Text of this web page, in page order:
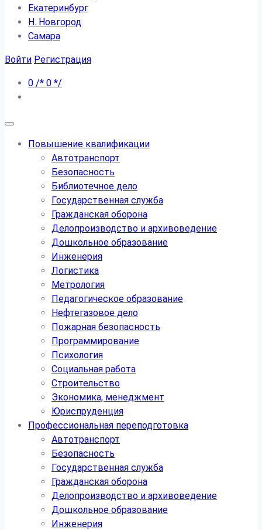
Екатеринбург
Н. Новгород
Самара
Войти Регистрация
0 /* 0 */
Повышение квалификации
Автотранспорт
Безопасность
Библиотечное дело
Государственная служба
Гражданская оборона
Делопроизводство и архивоведение
Дошкольное образование
Инженерия
Логистика
Метрология
Педагогическое образование
Нефтегазовое дело
Пожарная безопасность
Программирование
Психология
Социальная работа
Строительство
Экономика, менеджмент
Юриспруденция
Профессиональная переподготовка
Автотранспорт
Безопасность
Государственная служба
Гражданская оборона
Делопроизводство и архивоведение
Дошкольное образование
Инженерия